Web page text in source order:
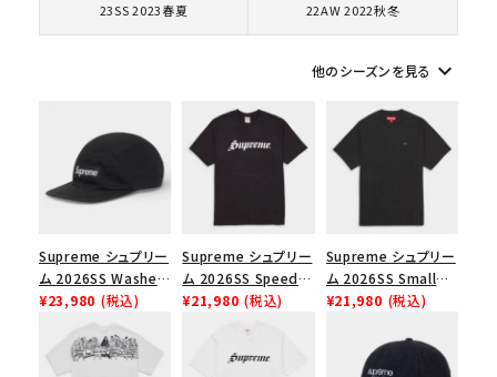
円 ～
在庫のない商品を表示する
絞り込んで検索する
23SS 2023春夏 22AW 2022秋冬
他のシーズンを見る keyboard_arrow_down
Supreme シュプリー
ム 2026SS Washed
Chino Twill Camp
Cap ウォッシュド チ
ノツイル キャンプキャ
ップ ブラック
¥23,980 (税込)
Supreme シュプリー
ム 2026SS Speed
Tee スピードTシャツ
¥21,980 (税込)
Supreme シュプリー
ム 2026SS Small
Box Tee スモールボ
¥21,980 (税込)